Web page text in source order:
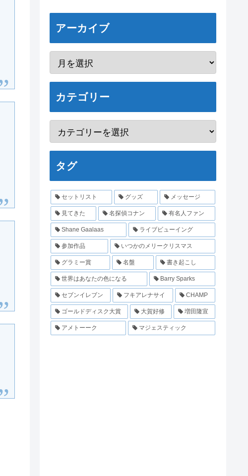
アーカイブ
カテゴリー
タグ
セットリスト グッズ メッセージ
見てきた 名探偵コナン 有名人ファン
Shane Gaalaas ライブビューイング
参加作品 いつかのメリークリスマス
グラミー賞 名盤 書き起こし
世界はあなたの色になる Barry Sparks
セブンイレブン フキアレナサイ CHAMP
ゴールドディスク大賞 大賀好修 増田隆宣
アメトーーク マジェスティック